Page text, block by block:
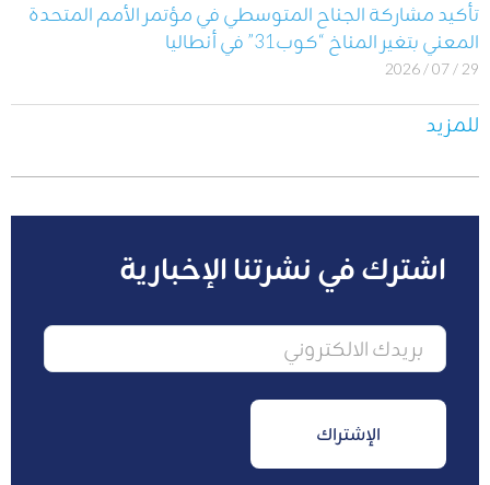
تأكيد مشاركة الجناح المتوسطي في مؤتمر الأمم المتحدة
المعني بتغير المناخ “كوب31” في أنطاليا
29 / 07 / 2026
للمزيد
اشترك في نشرتنا الإخبارية